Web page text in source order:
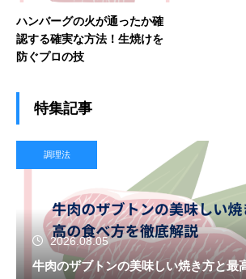
ハンバーグの火が通ったか確
認する確実な方法！生焼けを
防ぐプロの技
特集記事
調理法
2026.08.05
牛肉のザブトンの美味しい焼き方と最